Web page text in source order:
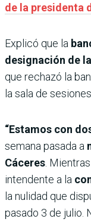
de la presidenta
Explicó que la
designación de
que rechazó la
la sala de
“Estamos con
semana pasada a
Cáceres .
intendente a la
la nulidad que
pasado 3 de julio.